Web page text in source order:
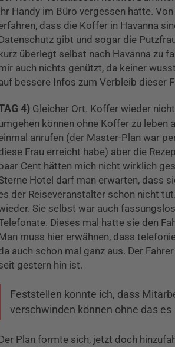
Handy im Büro vergessen hatte.
dass die Koffer in Havanna
gibt und sogar die
kurz überlegt selbst nach Havanna zu
auch nichts genützt, da keiner
bessere Infos zum Verbleib dieser
4) Gleicher Ort. Koffer wieder
können ohne Koffer zu
anrufen (der Master-Plan war
Frau erreicht habe) aber die
Cent hätten mich nicht wirklich
Hotel darf man erwarten, dass
der Reiseveranstalter schon nicht
Sie selbst war auch
Dieses mal hatte sie den
muss hier erwähnen, dass
auch schon mal ganz aus. Der
gestern hin ist.
Feststellen konnte ich, dass
verschwinden können ohne das
Plan formte sich, jetzt doch